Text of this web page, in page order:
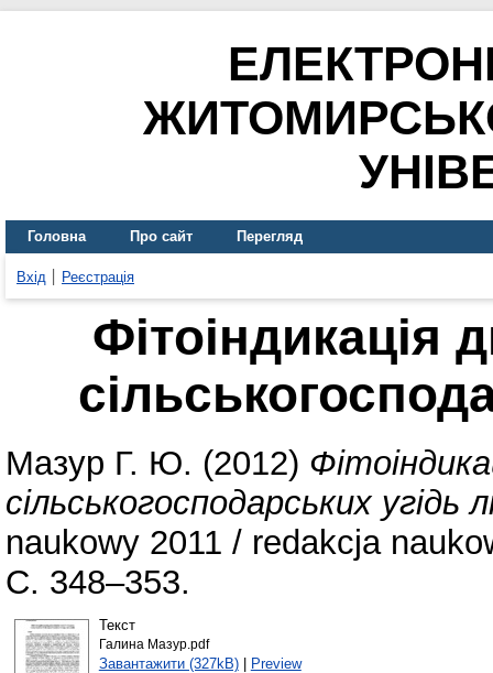
Головна Про сайт Перегляд
Вхід Реєстрація
Фітоіндикація
Мазур Г. Ю. (2012)
сільськогосподарських угідь
naukowy 2011 / redakcja
С. 348–353.
Текст
Галина Мазур.pdf
Завантажити (327kB)| Preview